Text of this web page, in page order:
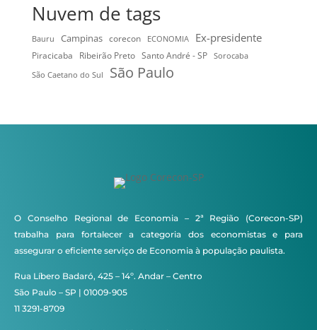
Nuvem de tags
Bauru Campinas corecon ECONOMIA Ex-presidente
Piracicaba Ribeirão Preto Santo André - SP
Sorocaba
São Caetano do Sul
São Paulo
O Conselho Regional de Economia – 2ª Região (Corecon-SP)
trabalha para fortalecer a categoria dos economistas e para
assegurar o eficiente serviço de Economia à população paulista.
Rua Líbero Badaró, 425 – 14º. Andar – Centro
São Paulo – SP | 01009-905
11 3291-8709